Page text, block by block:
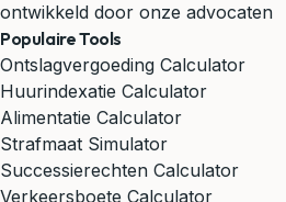
ontwikkeld door onze advocaten
Populaire Tools
Ontslagvergoeding Calculator
Huurindexatie Calculator
Alimentatie Calculator
Strafmaat Simulator
Successierechten Calculator
Verkeersboete Calculator